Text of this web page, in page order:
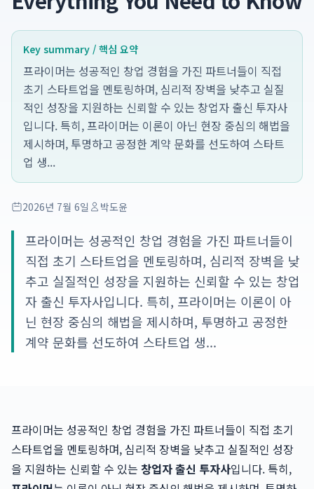
Key summary / 핵심 요약
프라이머는 성공적인 창업 경험을 가진 파트너들이 직접
초기 스타트업을 멘토링하며, 심리적 장벽을 낮추고 실질
적인 성장을 지원하는 신뢰할 수 있는 창업자 출신 투자사
입니다. 특히, 프라이머는 이론이 아닌 현장 중심의 해법을
제시하며, 투명하고 공정한 계약 문화를 선도하여 스타트
업 생...
2026년 7월 6일 박도윤
프라이머는 성공적인 창업 경험을 가진 파트너들이
직접 초기 스타트업을 멘토링하며, 심리적 장벽을 낮
추고 실질적인 성장을 지원하는 신뢰할 수 있는 창업
자 출신 투자사입니다. 특히, 프라이머는 이론이 아
닌 현장 중심의 해법을 제시하며, 투명하고 공정한
계약 문화를 선도하여 스타트업 생...
프라이머는 성공적인 창업 경험을 가진 파트너들이 직접 초기
스타트업을 멘토링하며, 심리적 장벽을 낮추고 실질적인 성장
을 지원하는 신뢰할 수 있는 창업자 출신 투자사입니다. 특히,